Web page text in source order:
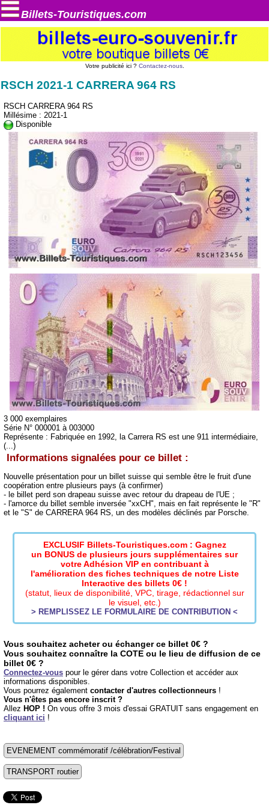
Billets-Touristiques.com
Votre publicité ici ? Contactez-nous.
RSCH 2021-1 CARRERA 964 RS
RSCH CARRERA 964 RS
Millésime : 2021-1
Disponible
3 000 exemplaires
Série N° 000001 à 003000
Représente : Fabriquée en 1992, la Carrera RS est une 911 intermédiaire,
(...)
Informations signalées pour ce billet :
Nouvelle présentation pour un billet suisse qui semble être le fruit d'une
coopération entre plusieurs pays (à confirmer)
- le billet perd son drapeau suisse avec retour du drapeau de l'UE ;
- l'amorce du billet semble inversée "xxCH", mais en fait représente le "R"
et le "S" de CARRERA 964 RS, un des modèles déclinés par Porsche.
EXCLUSIF Billets-Touristiques.com : Gagnez
un BONUS de plusieurs jours supplémentaires sur
votre Adhésion VIP en contribuant à
l'amélioration des fiches techniques de notre Liste
Interactive des billets 0€ !
(statut, lieux de disponibilité, VPC, tirage, rédactionnel sur
le visuel, etc.)
> REMPLISSEZ LE FORMULAIRE DE CONTRIBUTION <
Vous souhaitez acheter ou échanger ce billet 0€ ?
Vous souhaitez connaître la COTE ou le lieu de diffusion de ce
billet 0€ ?
Connectez-vous pour le gérer dans votre Collection et accéder aux
informations disponibles.
Vous pourrez également contacter d'autres collectionneurs !
Vous n'êtes pas encore inscrit ?
Allez HOP ! On vous offre 3 mois d'essai GRATUIT sans engagement en
cliquant ici !
EVENEMENT commémoratif /célébration/Festival
TRANSPORT routier